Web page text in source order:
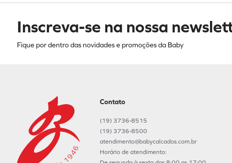
Inscreva-se na nossa
Fique por dentro das novidades e promoções da Baby
Contato
(19) 3736-8515
(19) 3736-8500
atendimento@babycalcados.com.br
Horário de atendimento: